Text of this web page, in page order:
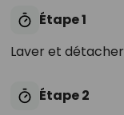
Étape 1
Laver et
Étape 2